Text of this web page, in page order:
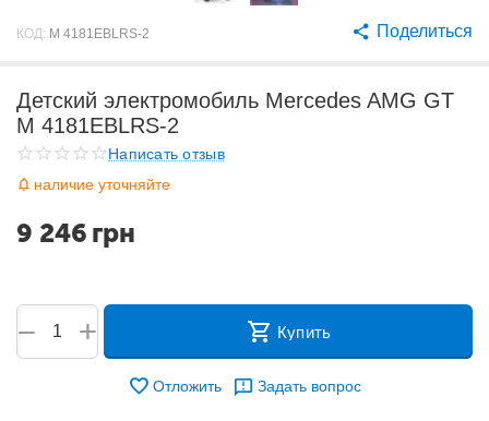
КОД: M 4181EBLRS-2 Поделиться
Детский электромобиль Mercedes AMG GT
M 4181EBLRS-2
Написать отзыв
наличие уточняйте
9 246 грн
+
− Купить
Отложить Задать вопрос